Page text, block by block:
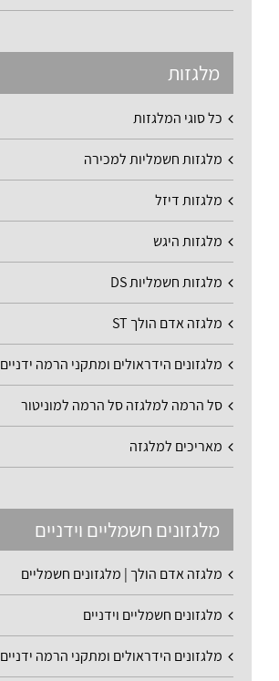
מלגזות
כל סוגי המלגזות
מלגזות חשמליות למכירה
מלגזות דיזל
מלגזות היגש
מלגזות חשמליות DS
מלגזה אדם הולך ST
מלגזונים הידראולים ומתקני הרמה ידניים
סל הרמה למלגזה סל הרמה למוניטור
מאריכים למלגזה
מלגזונים חשמליים וידניים
מלגזה אדם הולך | מלגזונים חשמליים
מלגזונים חשמליים וידניים
מלגזונים הידראולים ומתקני הרמה ידניים